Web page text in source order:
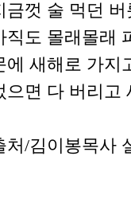
금껏 술 먹던
직도 몰래몰래
에 새해로 가지
으면 다 버리고
처/김이봉목사